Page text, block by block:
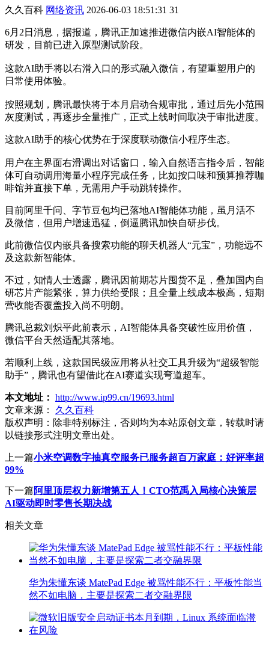
久久百科 网络资讯 2026-06-03 18:51:31 31
6月2日消息，据报道，腾讯正加速推进微信内嵌AI智能体的
研发，目前已进入原型测试阶段。
这款AI助手将以右滑入口的形式融入微信，有望重塑用户的
日常使用体验。
按照规划，腾讯最快将于本月启动合规审批，通过后先小范围
灰度测试，再逐步全量推广，正式上线时间取决于审批进度。
这款AI助手的核心优势在于深度联动微信小程序生态。
用户在主界面右滑调出对话窗口，输入自然语言指令后，智能
体可自动调用海量小程序完成任务，比如按口味和预算推荐咖
啡馆并直接下单，无需用户手动跳转操作。
目前阿里千问、字节豆包均已落地AI智能体功能，虽月活不
及微信，但用户增速迅猛，倒逼腾讯加快自研步伐。
此前微信仅内嵌具备搜索功能的聊天机器人“元宝”，功能远不
及这款新智能体。
不过，知情人士透露，腾讯因前期芯片囤货不足，叠加国内自
研芯片产能紧张，算力供给受限；且全量上线成本极高，短期
营收能否覆盖投入尚不明朗。
腾讯总裁刘炽平此前表示，AI智能体具备突破性应用价值，
微信平台天然适配其落地。
若顺利上线，这款国民级应用将从社交工具升级为“超级智能
助手”，腾讯也有望借此在AI赛道实现弯道超车。
本文地址： http://www.ip99.cn/19693.html
文章来源：
久久百科
版权声明： 除非特别标注，否则均为本站原创文章，转载时请
以链接形式注明文章出处。
上一篇小米空调数字抽真空服务已服务超百万家庭：好评率超
99%
下一篇阿里顶层权力新增第五人！CTO范禹入局核心决策层
AI驱动即时零售长期决战
相关文章
华为朱懂东谈 MatePad Edge 被骂性能不行：平板性能当
然不如电脑，主要是探索二者交融界限